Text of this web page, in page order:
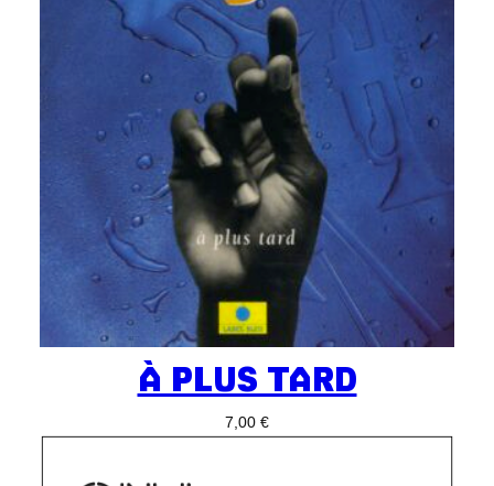
À PLUS TARD
7,00 €